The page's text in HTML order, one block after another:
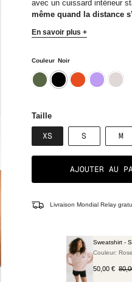
avec un cuissard intérieur
même quand la distance
En savoir plus +
Couleur Noir
kaki noir rouillelavandemastic
Taille
XSVARIANTE
ÉPUISÉE
OU
SVARIANTE
ÉPUISÉE
OU
NON
M
AJOUTER AU
Livraison Mondial Relay
Brassière de
Couleur: Noir
52,00 €